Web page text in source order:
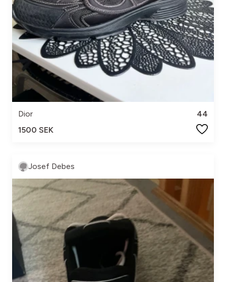
Dior
44
1500 SEK
Josef Debes